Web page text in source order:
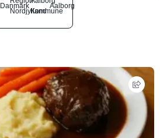
Danmark
NordjyllandKommune
Aalborg